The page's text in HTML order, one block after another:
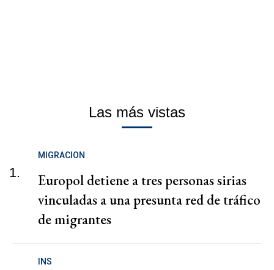
Las más vistas
1.
MIGRACION
Europol detiene a tres personas sirias
vinculadas a una presunta red de tráfico
de migrantes
INS